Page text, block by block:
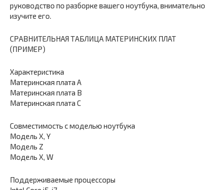
руководство по разборке вашего ноутбука, внимательно
изучите его.
СРАВНИТЕЛЬНАЯ ТАБЛИЦА МАТЕРИНСКИХ ПЛАТ
(ПРИМЕР)
Характеристика
Материнская плата A
Материнская плата B
Материнская плата C
Совместимость с моделью ноутбука
Модель X, Y
Модель Z
Модель X, W
Поддерживаемые процессоры